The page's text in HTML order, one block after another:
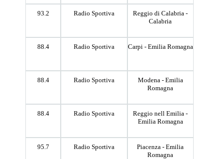
93.2 Radio Sportiva
Reggio di Calabria -
Calabria
88.4 Radio Sportiva Carpi - Emilia Romagna
88.4 Radio Sportiva
Modena - Emilia
Romagna
88.4 Radio Sportiva
Reggio nell Emilia -
Emilia Romagna
95.7 Radio Sportiva
Piacenza - Emilia
Romagna